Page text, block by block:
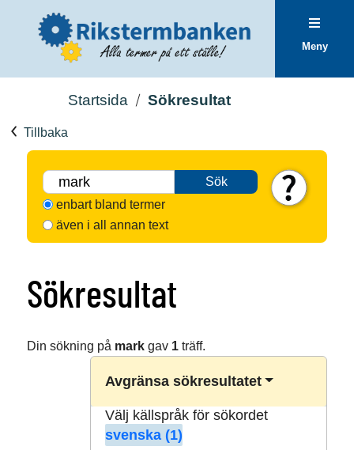
Meny
Startsida Sökresultat
Tillbaka
Sök
enbart bland termer
även i all annan text
Sökresultat
Din sökning på markgav 1träff.
Avgränsa sökresultatet
Välj källspråk för sökordet
svenska (1)